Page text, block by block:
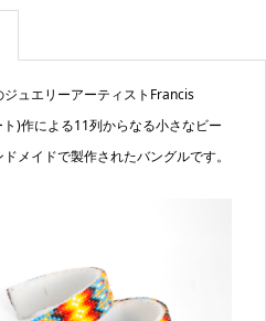
ュエリーアーティストFrancis
)作による11列からなる小さなビー
メイドで製作されたバングルです。